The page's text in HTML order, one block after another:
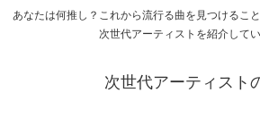
あなたは何推し？これから流行る曲を見つけるこ
次世代アーティストを紹介してい
次世代アーティスト